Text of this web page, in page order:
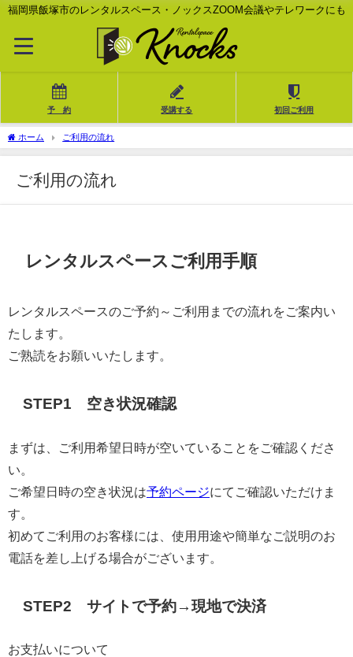
福岡県飯塚市のレンタルスペース・ノックスZOOM会議やテレワークにも
予 約 受講する 初回ご利用
ホーム ご利用の流れ
ご利用の流れ
レンタルスペースご利用手順
レンタルスペースのご予約～ご利用までの流れをご案内い
たします。
ご熟読をお願いいたします。
STEP1 空き状況確認
まずは、ご利用希望日時が空いていることをご確認くださ
い。
ご希望日時の空き状況は予約ページにてご確認いただけま
す。
初めてご利用のお客様には、使用用途や簡単なご説明のお
電話を差し上げる場合がございます。
STEP2 サイトで予約→現地で決済
お支払いについて